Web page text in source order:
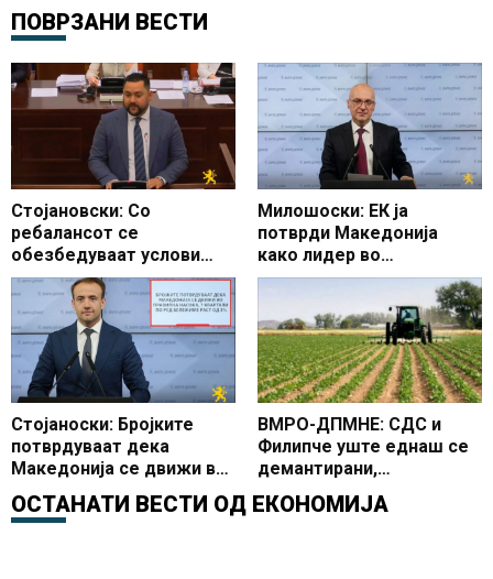
ПОВРЗАНИ ВЕСТИ
Стојановски: Со
ребалансот се
обезбедуваат услови
Македонија да продолжи
по патот на економскиот
раст, стабилни финансии
и подобар животен
стандард на сите граѓани
Милошоски: ЕК ја
потврди Македонија
како лидер во
реформите, СДС да не ги
блокира законите од
Реформската агенда
Стојаноски: Бројките
потврдуваат дека
Македонија се движи во
правилна насока, 7
квартали по ред
ВМРО-ДПМНЕ: СДС и
Филипче уште еднаш се
демантирани,
средствата од ИПАРД
програмата повторно се
ОСТАНАТИ ВЕСТИ ОД ЕКОНОМИЈА